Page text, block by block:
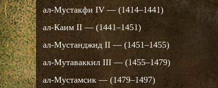
ал-Мустакфи IV — (1414–1441)
ал-Каим II — (1441–1451)
ал-Мустанджид II — (1451–1455)
ал-Мутаваккил III — (1455–1479)
ал-Мустамсик — (1479–1497)